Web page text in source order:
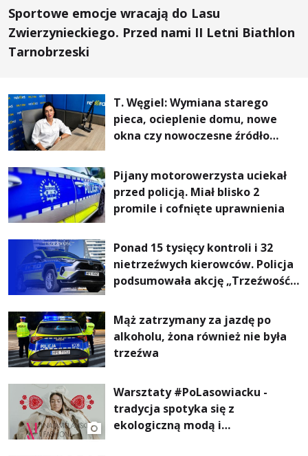
Sportowe emocje wracają do Lasu
Zwierzynieckiego. Przed nami II Letni Biathlon
Tarnobrzeski
T. Węgiel: Wymiana starego
pieca, ocieplenie domu, nowe
okna czy nowoczesne źródło
rachunki za energię, lepszy
komfort życia i... czystsze
powietrze
Pijany motorowerzysta uciekał
przed policją. Miał blisko 2
promile i cofnięte uprawnienia
Ponad 15 tysięcy kontroli i 32
nietrzeźwych kierowców. Policja
podsumowała akcję „Trzeźwość”
Mąż zatrzymany za jazdę po
alkoholu, żona również nie była
trzeźwa
Warsztaty #PoLasowiacku -
tradycja spotyka się z
ekologiczną modą i